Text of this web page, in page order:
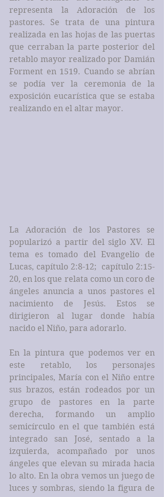
representa la Adoración de los
pastores. Se trata de una pintura
realizada en las hojas de las puertas
que cerraban la parte posterior del
retablo mayor realizado por Damián
Forment en 1519. Cuando se abrían
se podía ver la ceremonia de la
exposición eucarística que se estaba
realizando en el altar mayor.
La Adoración de los Pastores se
popularizó a partir del siglo XV. El
tema es tomado del Evangelio de
Lucas, capítulo 2:8-12;  capítulo 2:15-
20, en los que relata como un coro de
ángeles anuncia a unos pastores el
nacimiento de Jesús. Estos se
dirigieron al lugar donde había
nacido el Niño, para adorarlo.
En la pintura que podemos ver en
este retablo, los personajes
principales, María con el Niño entre
sus brazos, están rodeados por un
grupo de pastores en la parte
derecha, formando un amplio
semicírculo en el que también está
integrado san José, sentado a la
izquierda, acompañado por unos
ángeles que elevan su mirada hacia
lo alto. En la obra vemos un juego de
luces y sombras, siendo la figura de